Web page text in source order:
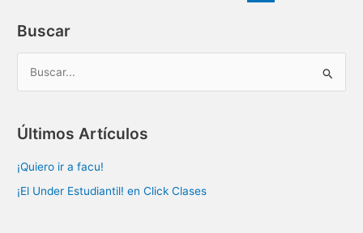
Buscar
c
a
Últimos Artículos
¡Quiero ir a facu!
¡El Under Estudiantil! en Click Clases